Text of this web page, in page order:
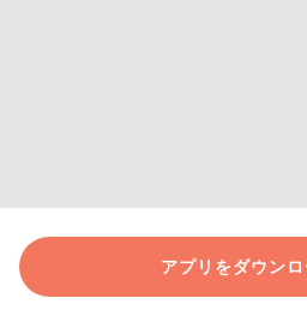
アプリをダウン